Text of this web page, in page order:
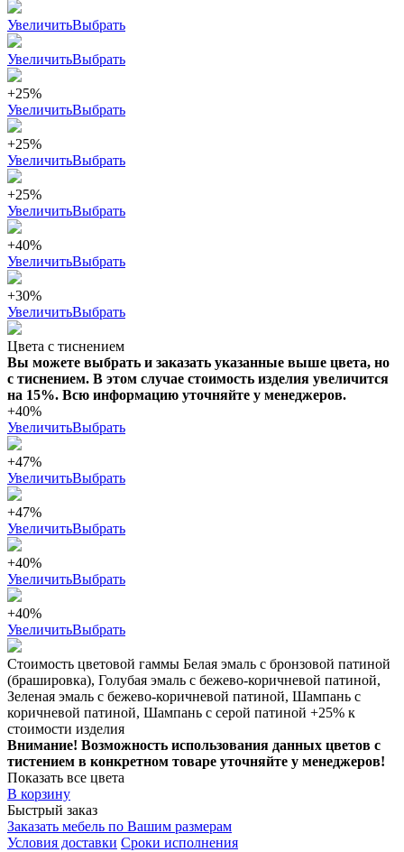
УвеличитьВыбрать
УвеличитьВыбрать
+25%
УвеличитьВыбрать
+25%
УвеличитьВыбрать
+25%
УвеличитьВыбрать
+40%
УвеличитьВыбрать
+30%
УвеличитьВыбрать
Цвета с тиснением
Вы можете выбрать и заказать указанные выше цвета, но
с тиснением. В этом случае стоимость изделия увеличится
на 15%. Всю информацию уточняйте у менеджеров.
+40%
УвеличитьВыбрать
+47%
УвеличитьВыбрать
+47%
УвеличитьВыбрать
+40%
УвеличитьВыбрать
+40%
УвеличитьВыбрать
Стоимость цветовой гаммы Белая эмаль с бронзовой патиной
(брашировка), Голубая эмаль с бежево-коричневой патиной,
Зеленая эмаль с бежево-коричневой патиной, Шампань с
коричневой патиной, Шампань с серой патиной +25% к
стоимости изделия
Внимание! Возможность использования данных цветов с
тистением в конкретном товаре уточняйте у менеджеров!
Показать все цвета
В корзину
Быстрый заказ
Заказать мебель по Вашим размерам
Условия доставки Сроки исполнения